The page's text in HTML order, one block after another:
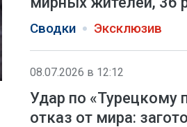
Сводки Эксклюзив
08.07.2026 в 12:12
Удар по «Турецкому
отказ от мира: